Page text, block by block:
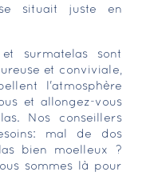
situait juste en
surmatelas sont
et conviviale,
l'atmosphère
et allongez-vous
Nos conseillers
mal de dos
bien moelleux ?
sommes là pour